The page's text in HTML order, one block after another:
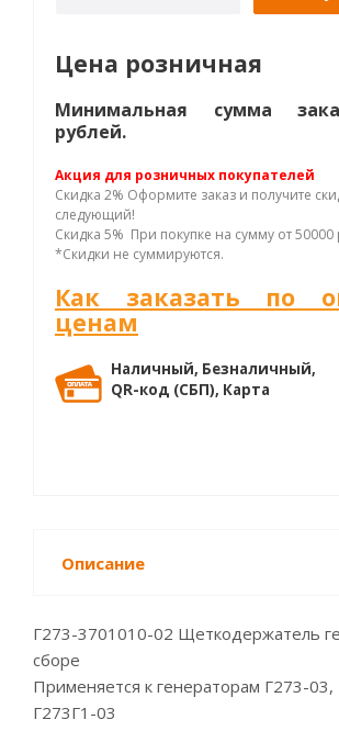
Цена розничная
Минимальная сумма
рублей.
Акция для розничных покупателей
Скидка 2% Оформите заказ и получите
следующий!
Скидка 5% При покупке на сумму от 50000
*Скидки не суммируются.
Как заказать по
ценам
Наличный, Безналичный,
QR-код (СБП), Карта
Описание
Г273-3701010-02 Щеткодержатель
сборе
Применяется к генераторам Г273-
Г273Г1-03